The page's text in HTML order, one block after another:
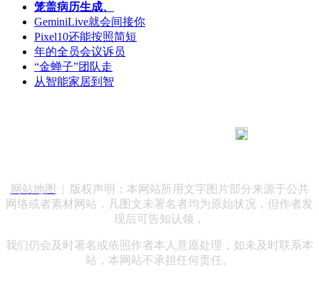
笼盖病历生成、
GeminiLive就会间接你
Pixel10还能按照简短
年的全员会议诉员
“金蝉子”团队走
从智能家居到智
网站地图
| 版权声明：本网站所用文字图片部分来源于公共
网络或者素材网站，凡图文未署名者均为原始状况，但作者发
现后可告知认领，
我们仍会及时署名或依照作者本人意愿处理，如未及时联系本
站，本网站不承担任何责任。